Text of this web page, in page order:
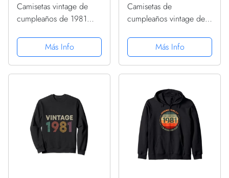
Camisetas vintage de
cumpleaños de 1981
camisetas de
cumpleaños de 1981
Sudadera con Capucha
Más Info
Camisetas de
cumpleaños vintage de
divertidas cumpleaños
de 1981 Sudadera
Más Info